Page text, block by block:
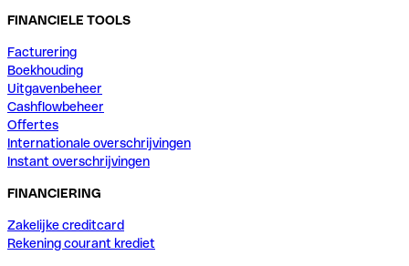
FINANCIELE TOOLS
Facturering
Boekhouding
Uitgavenbeheer
Cashflowbeheer
Offertes
Internationale overschrijvingen
Instant overschrijvingen
FINANCIERING
Zakelijke creditcard
Rekening courant krediet